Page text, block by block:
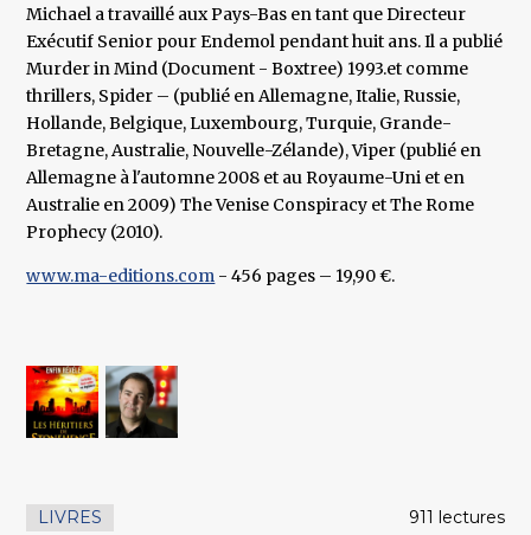
Michael a travaillé aux Pays-Bas en tant que Directeur
Exécutif Senior pour Endemol pendant huit ans. Il a publié
Murder in Mind (Document - Boxtree) 1993.et comme
thrillers, Spider – (publié en Allemagne, Italie, Russie,
Hollande, Belgique, Luxembourg, Turquie, Grande-
Bretagne, Australie, Nouvelle-Zélande), Viper (publié en
Allemagne à l'automne 2008 et au Royaume-Uni et en
Australie en 2009) The Venise Conspiracy et The Rome
Prophecy (2010).
www.ma-editions.com - 456 pages – 19,90 €.
LIVRES 911 lectures